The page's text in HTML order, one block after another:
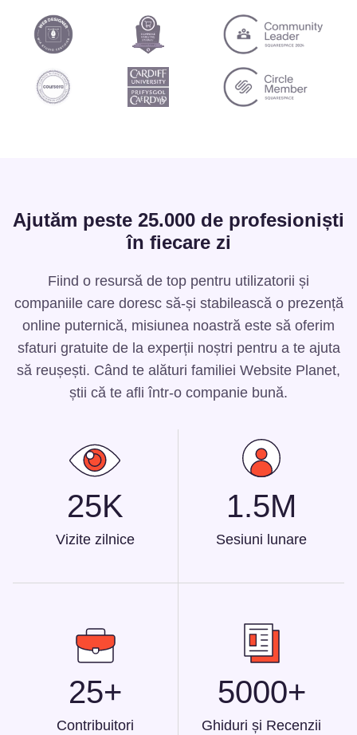
Ajutăm peste 25.000 de profesioniști
în fiecare zi
Fiind o resursă de top pentru utilizatorii și
companiile care doresc să-și stabilească o prezență
online puternică, misiunea noastră este să oferim
sfaturi gratuite de la experții noștri pentru a te ajuta
să reușești. Când te alături familiei Website Planet,
știi că te afli într-o companie bună.
25K
Vizite zilnice
1.5M
Sesiuni lunare
25+
Contribuitori
5000+
Ghiduri și Recenzii